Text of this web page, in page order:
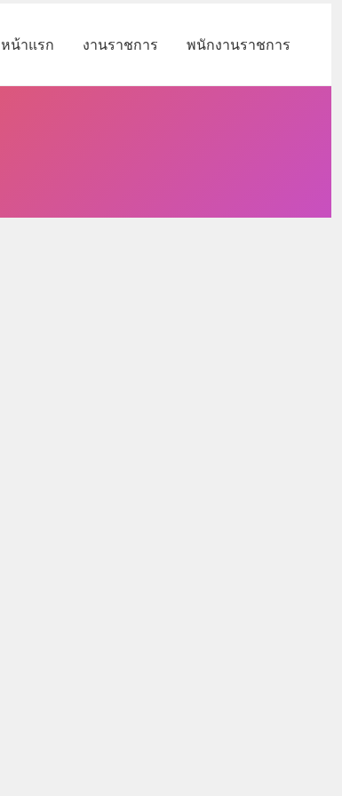
หน้าแรก งานราชการ พนักงานราชการ